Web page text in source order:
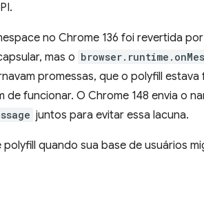
no Chrome 136 foi revertida
mas o
promessas, que o polyfill
funcionar. O Chrome 148 envia o
juntos para evitar essa lacuna.
quando sua base de usuários